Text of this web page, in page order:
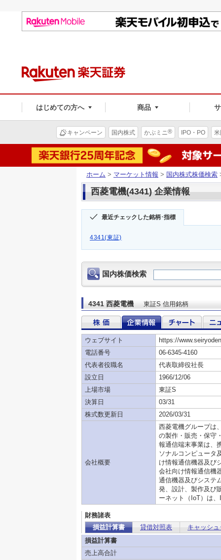
はじめての方へ 商品
キャンペーン 国内株式 かぶミニ® IPO・PO
ホーム > マーケット情報 > 国内株式株価検索
西菱電機(4341) 企業情報
最近チェックした銘柄･指標
4341(東証)